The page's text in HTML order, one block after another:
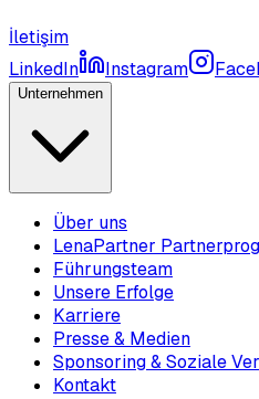
İletişim
LinkedIn
Instagram
Unternehmen
Über uns
LenaPartner
Führungsteam
Unsere Erfolge
Karriere
Presse & Medien
Sponsoring & Soziale
Kontakt